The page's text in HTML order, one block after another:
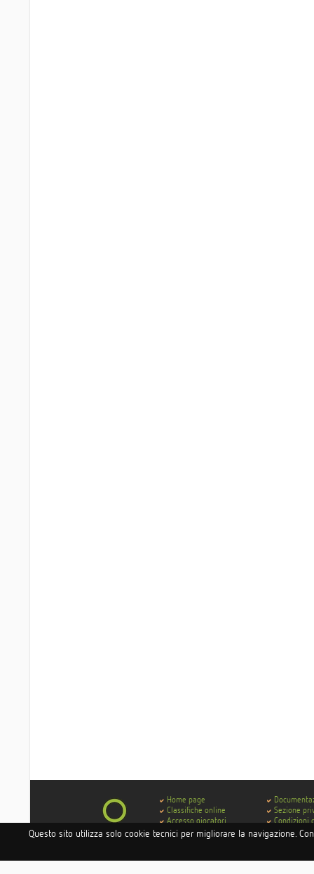
Questo sito utilizza solo cookie tecnici per migliorare la navigazione.
Home page
Classifiche online
Accesso giocatori
Accesso hotel e istituti
Accesso circoli
Sezione
Condizioni
Contatti